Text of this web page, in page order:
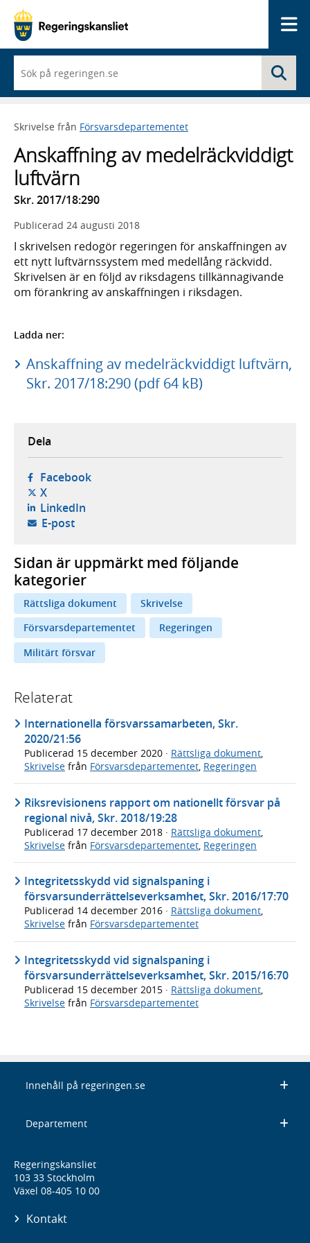
du
börjar
skriva
framträder
lista
med
sökförslag
Skrivelse från Försvarsdepartementet
Anskaffning av medelräckviddigt
luftvärn
Skr. 2017/18:290
Publicerad 24 augusti 2018
I skrivelsen redogör regeringen för anskaffningen av
ett nytt luftvärnssystem med medellång räckvidd.
Skrivelsen är en följd av riksdagens tillkännagivande
om förankring av anskaffningen i riksdagen.
Ladda ner:
Anskaffning av medelräckviddigt luftvärn,
Skr. 2017/18:290 (pdf 64 kB)
Dela
Facebook- öppnas i ny flik, extern webbplats,
X- öppnas i ny flik, extern webbplats,
LinkedIn- öppnas i ny flik, extern webbplats,
E-post- öppnar din e-postklient,
Sidan är uppmärkt med följande
kategorier
Rättsliga dokument
Skrivelse
Försvarsdepartementet
Regeringen
Militärt försvar
Relaterat
Internationella försvarssamarbeten, Skr.
2020/21:56
Publicerad 15 december 2020 · Rättsliga dokument,
Skrivelse från Försvarsdepartementet, Regeringen
Riksrevisionens rapport om nationellt försvar på
regional nivå, Skr. 2018/19:28
Publicerad 17 december 2018 · Rättsliga dokument
Skrivelse från Försvarsdepartementet Regeringen
Integritetsskydd vid signalspaning i
försvarsunderrättelseverksamhet, Skr. 2016/17:70
Publicerad 14 december 2016 · Rättsliga dokument,
Skrivelse från Försvarsdepartementet
Integritetsskydd vid signalspaning i
försvarsunderrättelseverksamhet, Skr. 2015/16:70
Publicerad 15 december 2015 · Rättsliga dokument,
Skrivelse från Försvarsdepartementet
Innehåll på regeringen.se
Departement
Regeringskansliet
103 33 Stockholm
Växel 08-405 10 00
Kontakt